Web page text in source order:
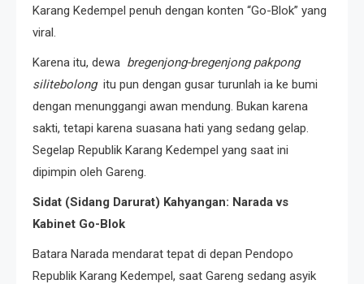
Karang Kedempel penuh dengan konten “Go-Blok” yang
viral.
Karena itu, dewa bregenjong-bregenjong pakpong
silitebolong itu pun dengan gusar turunlah ia ke bumi
dengan menunggangi awan mendung. Bukan karena
sakti, tetapi karena suasana hati yang sedang gelap.
Segelap Republik Karang Kedempel yang saat ini
dipimpin oleh Gareng.
Sidat (Sidang Darurat) Kahyangan: Narada vs
Kabinet Go-Blok
Batara Narada mendarat tepat di depan Pendopo
Republik Karang Kedempel, saat Gareng sedang asyik